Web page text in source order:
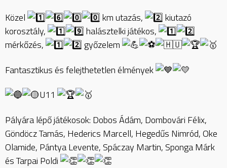
Közel
km utazás,
kiutazó
korosztály,
halásztelki játékos,
mérkőzés,
győzelem
Fantasztikus és felejthetetlen élmények
U11
Pályára lépő játékosok: Dobos Ádám, Dombovári Félix,
Göndöcz Tamás, Hederics Marcell, Hegedűs Nimród, Oke
Olamide, Pántya Levente, Spáczay Martin, Sponga Márk
és Tarpai Poldi